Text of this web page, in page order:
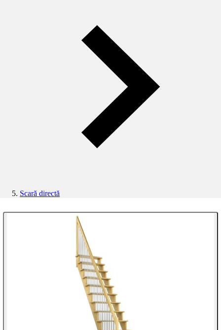
Scară directă